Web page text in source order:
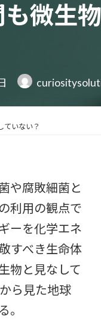
微生
ていない？
や腐敗細菌と
利用の観点で
ーを化学エネ
すべき生命体
物と見なして
ら見た地球
。